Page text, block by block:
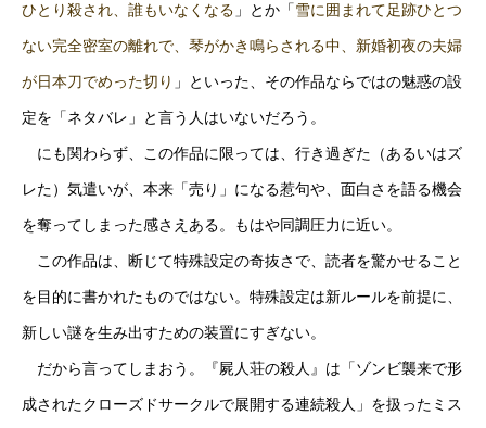
ひとり殺され、誰もいなくなる 」とか「雪に囲まれて足跡ひとつ
ない完全密室の離れで、琴がかき鳴らされる中、新婚初夜の夫婦
が日本刀でめった切り 」といった、その作品ならではの魅惑の設
定を「ネタバレ」と言う人はいないだろう。
にも関わらず、この作品に限っては、行き過ぎた（あるいはズ
レた）気遣いが、本来「売り」になる惹句や、面白さを語る機会
を奪ってしまった感さえある。もはや同調圧力に近い。
この作品は、断じて特殊設定の奇抜さで、読者を驚かせること
を目的に書かれたものではない。特殊設定は新ルールを前提に、
新しい謎を生み出すための装置にすぎない。
だから言ってしまおう。『屍人荘の殺人』は「ゾンビ襲来で形
成されたクローズドサークルで展開する連続殺人」を扱ったミス